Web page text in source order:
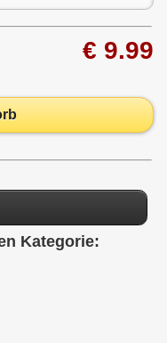
€ 9.99
Kategorie: